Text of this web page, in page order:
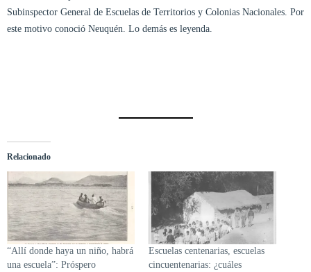
Subinspector General de Escuelas de Territorios y Colonias Nacionales. Por
este motivo conoció Neuquén. Lo demás es leyenda.
Relacionado
“Allí donde haya un niño, habrá
una escuela”: Próspero
Escuelas centenarias, escuelas
cincuentenarias: ¿cuáles